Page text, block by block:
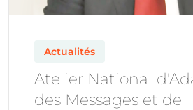
Actualités
Atelier National
des Messages et de